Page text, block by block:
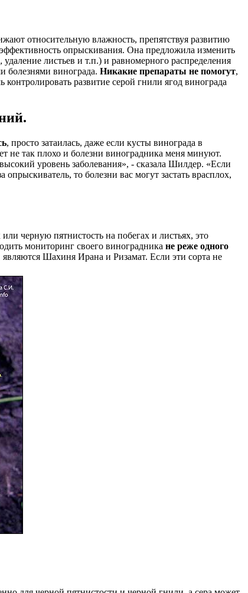
относительную влажность, препятствуя развитию
опрыскивания. Она предложила изменить
листьев и т.п.) и равномерного распределения
болезнями винограда. Никакие препараты не помогут,
развитие серой гнили ягод винограда
, просто затаилась, даже если кусты винограда в
не так плохо и болезни виноградника меня минуют.
уровень заболевания», - сказала Шилдер. «Если
то болезни вас могут застать врасплох,
черную пятнистость на побегах и листьях, это
мониторинг своего виноградника не реже одного
Шахиня Ирана и Ризамат. Если эти сорта не